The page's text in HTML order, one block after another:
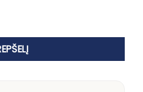
švytėjimo suteikianti priemonė